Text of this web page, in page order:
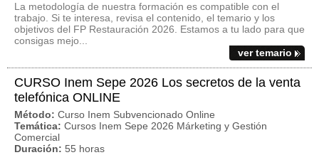
La metodología de nuestra formación es compatible con el
trabajo. Si te interesa, revisa el contenido, el temario y los
objetivos del FP Restauración 2026. Estamos a tu lado para que
consigas mejo...
ver temario
CURSO Inem Sepe 2026 Los secretos de la venta
telefónica ONLINE
Método: Curso Inem Subvencionado Online
Temática: Cursos Inem Sepe 2026 Márketing y Gestión
Comercial
Duración: 55 horas